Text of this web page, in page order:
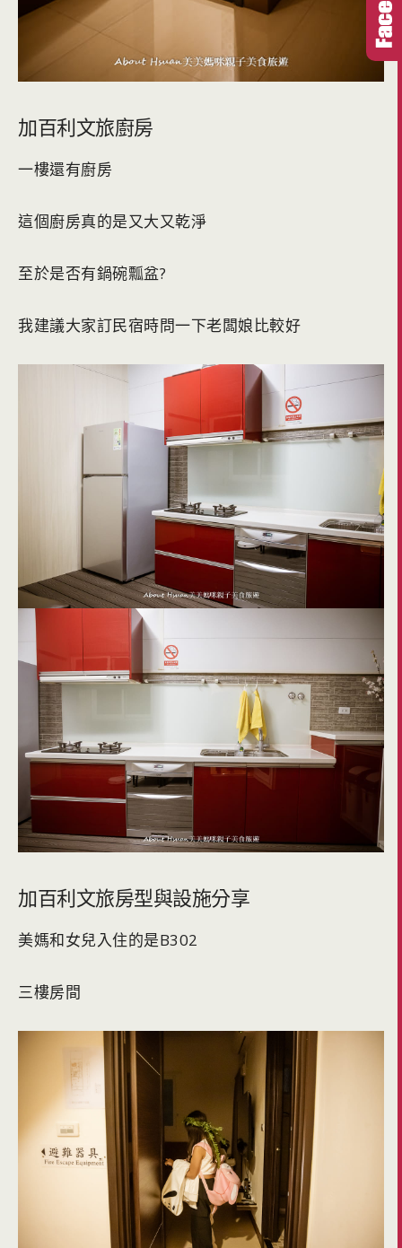
加百利文旅廚房
一樓還有廚房
這個廚房真的是又大又乾淨
至於是否有鍋碗瓢盆?
我建議大家訂民宿時問一下老闆娘比較好
加百利文旅房型與設施分享
美媽和女兒入住的是B302
三樓房間